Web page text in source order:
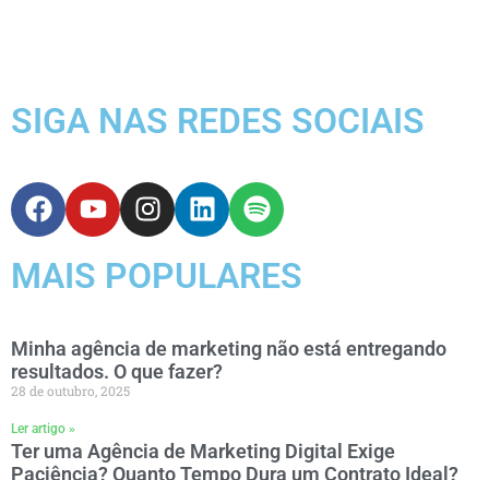
SIGA NAS REDES SOCIAIS
MAIS POPULARES
Minha agência de marketing não está entregando
resultados. O que fazer?
28 de outubro, 2025
Ler artigo »
Ter uma Agência de Marketing Digital Exige
Paciência? Quanto Tempo Dura um Contrato Ideal?